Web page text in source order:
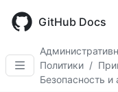
main
GitHub Docs
Политики /
Безопасность и